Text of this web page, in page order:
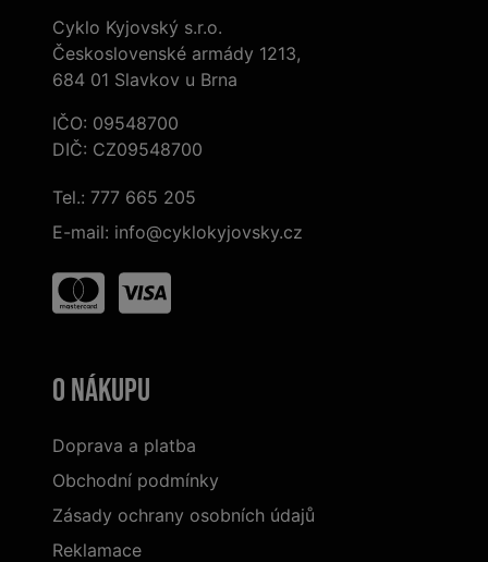
Cyklo Kyjovský s.r.o.
Československé armády 1213,
684 01 Slavkov u Brna
IČO: 09548700
DIČ: CZ09548700
Tel.: 777 665 205
E-mail: info@cyklokyjovsky.cz
O nákupu
Doprava a platba
Obchodní podmínky
Zásady ochrany osobních údajů
Reklamace